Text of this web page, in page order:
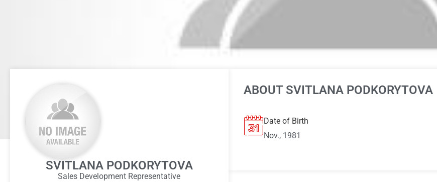
SVITLANA PODKORYTOVA
Sales Development Representative
ABOUT SVITLANA PODKORYTOVA
Date of Birth
Nov., 1981